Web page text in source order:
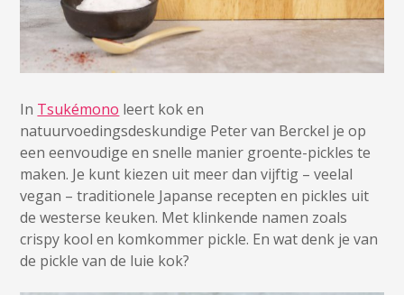
In Tsukémono leert kok en
natuurvoedingsdeskundige Peter van Berckel je op
een eenvoudige en snelle manier groente-pickles te
maken. Je kunt kiezen uit meer dan vijftig – veelal
vegan – traditionele Japanse recepten en pickles uit
de westerse keuken. Met klinkende namen zoals
crispy kool en komkommer pickle. En wat denk je van
de pickle van de luie kok?